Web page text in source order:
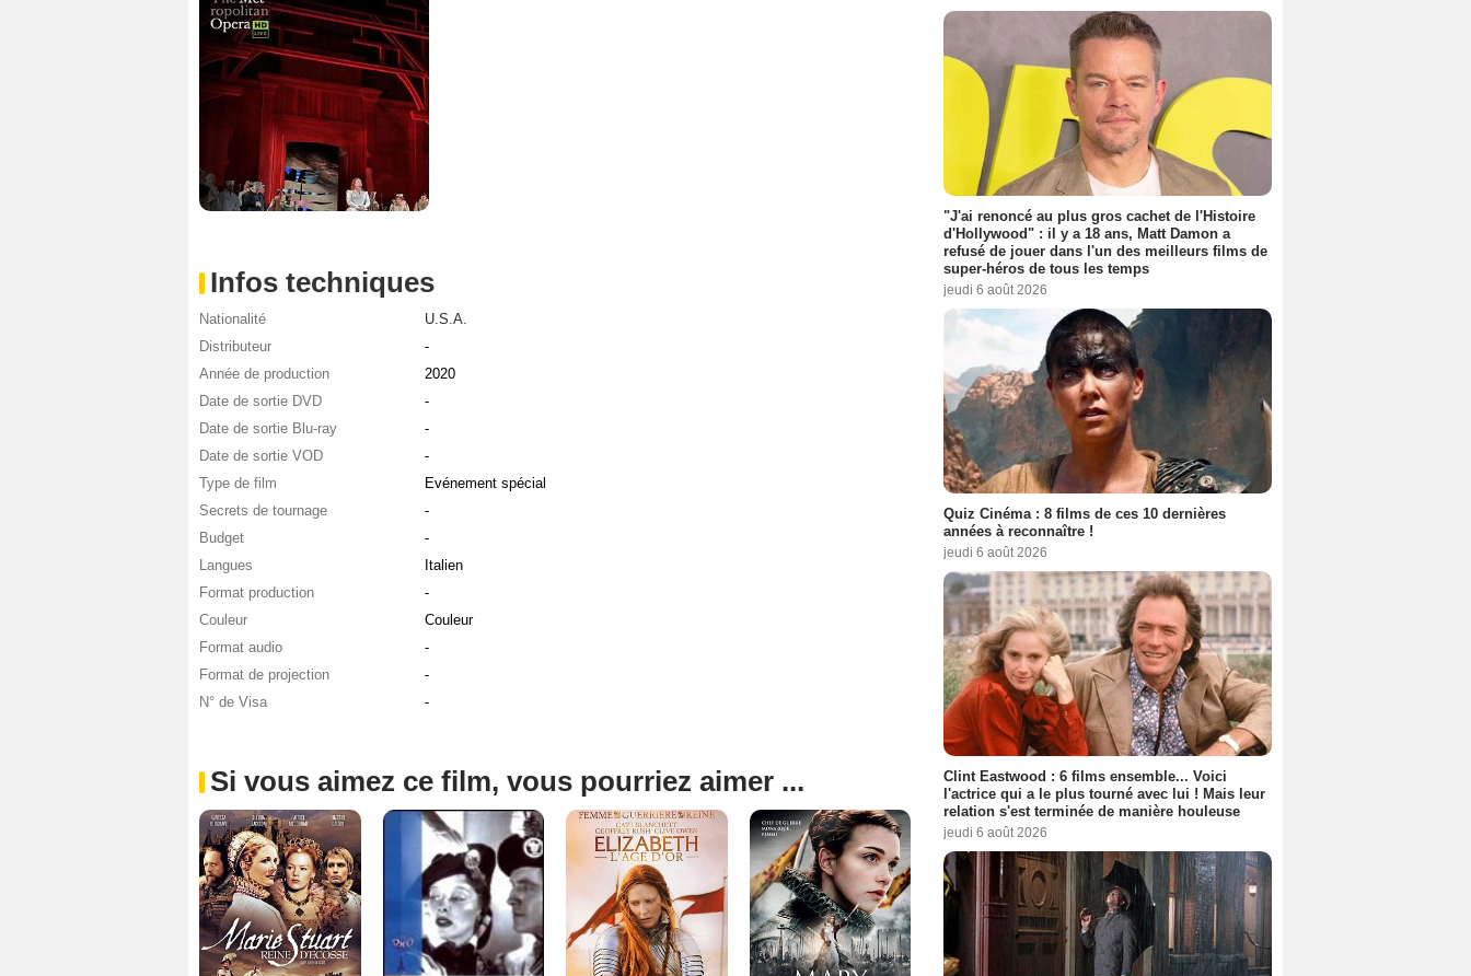
Infos techniques
Nationalité
U.S.A.
Distributeur
-
Année de production
2020
Date de sortie DVD
-
Date de sortie Blu-ray
-
Date de sortie VOD
-
Type de film
Evénement spécial
Secrets de tournage
-
Budget
-
Langues
Italien
Format production
-
Couleur
Couleur
Format audio
-
Format de projection
-
N° de Visa
-
Si vous aimez ce film, vous pourriez aimer ...
"J'ai renoncé au plus gros cachet de l'Histoire
d'Hollywood" : il y a 18 ans, Matt Damon a
refusé de jouer dans l'un des meilleurs films de
super-héros de tous les temps
jeudi 6 août 2026
Quiz Cinéma : 8 films de ces 10 dernières
années à reconnaître !
jeudi 6 août 2026
Clint Eastwood : 6 films ensemble... Voici
l'actrice qui a le plus tourné avec lui ! Mais leur
relation s'est terminée de manière houleuse
jeudi 6 août 2026